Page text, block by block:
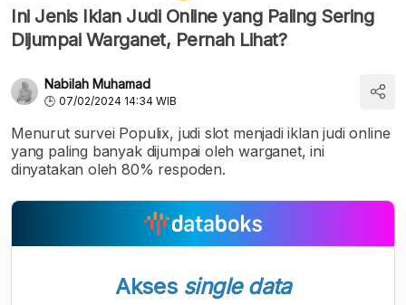
Ini Jenis Iklan Judi Online yang Paling Sering
Dijumpai Warganet, Pernah Lihat?
Nabilah Muhamad
07/02/2024 14:34 WIB
Menurut survei Populix, judi slot menjadi iklan judi online
yang paling banyak dijumpai oleh warganet, ini
dinyatakan oleh 80% respoden.
Akses single data